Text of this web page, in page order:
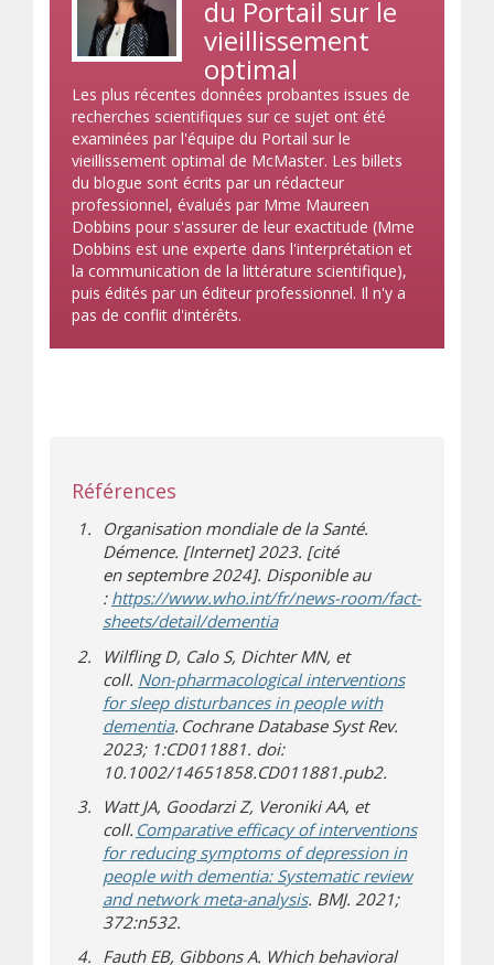
du Portail sur le
vieillissement
optimal
Les plus récentes données probantes issues de
recherches scientifiques sur ce sujet ont été
examinées par l'équipe du Portail sur le
vieillissement optimal de McMaster. Les billets
du blogue sont écrits par un rédacteur
professionnel, évalués par Mme Maureen
Dobbins pour s'assurer de leur exactitude (Mme
Dobbins est une experte dans l'interprétation et
la communication de la littérature scientifique),
puis édités par un éditeur professionnel. Il n'y a
pas de conflit d'intérêts.
Références
Organisation mondiale de la Santé.
Démence. [Internet] 2023. [cité
en septembre 2024]. Disponible au
: https://www.who.int/fr/news-room/fact-
sheets/detail/dementia(s’ouvre dans une nouvelle
(s’ouvre sur un autre site)
Wilfling D, Calo S, Dichter MN, et
coll. Non-pharmacological interventions
for sleep disturbances in people with
dementia(s’ouvre dans une nouvelle fenêtre)
(s’ouvre sur un autre site)
. Cochrane Database Syst Rev.
2023; 1:CD011881. doi:
10.1002/14651858.CD011881.pub2.
Watt JA, Goodarzi Z, Veroniki AA, et
coll. Comparative efficacy of interventions
for reducing symptoms of depression in
people with dementia: Systematic review
and network meta-analysis(s’ouvre dans une
(s’ouvre sur un autre
. BMJ. 2021;
372:n532.
Fauth EB, Gibbons A. Which behavioral